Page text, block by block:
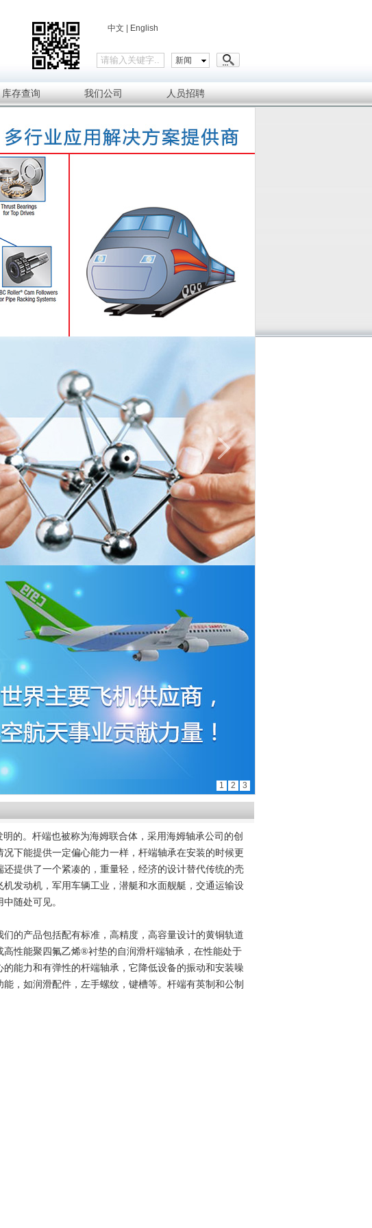
中文 English
新闻
库存查询 我们公司 人员招聘
1 2 3
的。杆端也被称为海姆联合体，采用海姆轴承公司的创
下能提供一定偏心能力一样，杆端轴承在安装的时候更
提供了一个紧凑的，重量轻，经济的设计替代传统的壳
发动机，军用车辆工业，潜艇和水面舰艇，交通运输设
随处可见。
的产品包括配有标准，高精度，高容量设计的黄铜轨道
高性能聚四氟乙烯®衬垫的自润滑杆端轴承，在性能处于
能力和有弹性的杆端轴承，它降低设备的振动和安装噪
，如润滑配件，左手螺纹，键槽等。杆端有英制和公制